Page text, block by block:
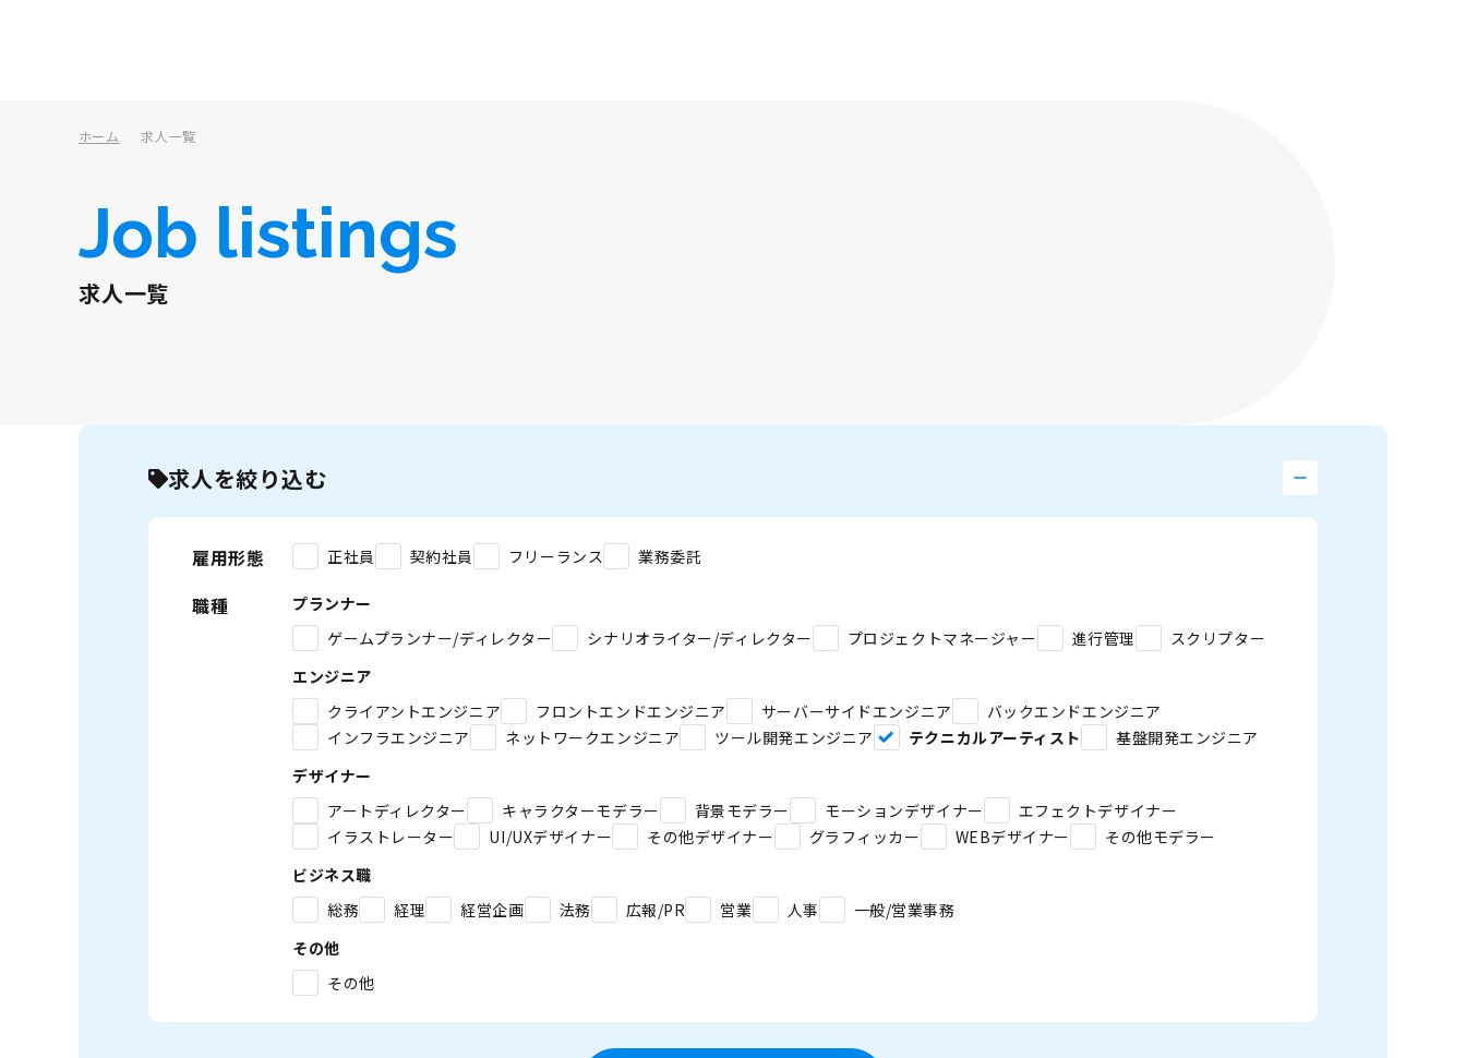
ホーム 求人一覧
Job listings
求人一覧
求人を絞り込む
雇用形態 正社員 契約社員 フリーランス 業務委託
職種
プランナー
ゲームプランナー/ディレクター
シナリオライター/ディレクター プロジェクトマネージャー 進行管理
スクリプター
エンジニア
クライアントエンジニア
フロントエンドエンジニア サーバーサイドエンジニア
バックエンドエンジニア
インフラエンジニア
ネットワークエンジニア ツール開発エンジニア テクニカルアーティスト
基盤開発エンジニア
デザイナー
アートディレクター
キャラクターモデラー 背景モデラー モーションデザイナー
エフェクトデザイナー
イラストレーター
UI/UXデザイナー その他デザイナー グラフィッカー WEBデザイナー
その他モデラー
ビジネス職
総務
経理 経営企画 法務 広報/PR 営業 人事
一般/営業事務
その他
その他